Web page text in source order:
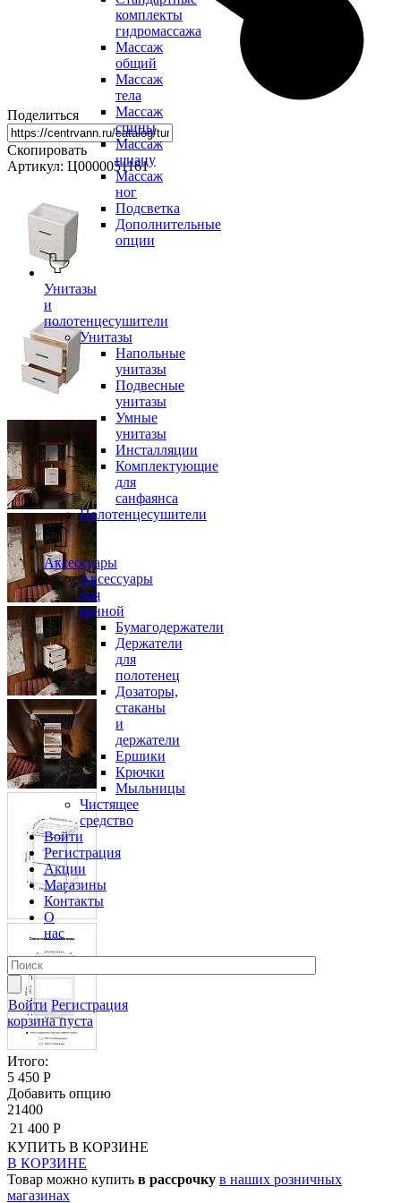
комплекты
гидромассажа
Массаж
общий
Массаж
тела
Массаж
спины
Массаж
шиацу
Массаж
ног
Подсветка
Дополнительные
опции
Унитазы
и
полотенцесушители
Унитазы
Напольные
унитазы
Подвесные
унитазы
Умные
унитазы
Инсталляции
Комплектующие
для
санфаянса
Полотенцесушители
Аксессуары
Аксессуары
для
ванной
Бумагодержатели
Держатели
для
полотенец
Дозаторы,
стаканы
и
держатели
Ершики
Крючки
Мыльницы
Чистящее
средство
Войти
Регистрация
Акции
Магазины
Контакты
О
нас
Войти Регистрация
корзина пуста
Поделиться
Скопировать
Артикул: Ц0000051161
Итого:
5 450 Р
Добавить опцию
21400
21 400 Р
КУПИТЬ В КОРЗИНЕ
В КОРЗИНЕ
Товар можно купить в рассрочку в наших розничных
магазинах